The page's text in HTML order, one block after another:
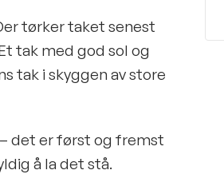
tørker taket senest
tak med god sol og
tak i skyggen av store
det er først og fremst
å la det stå.